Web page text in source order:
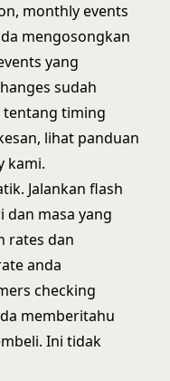
monthly events
mengosongkan
yang
sudah
tentang timing
lihat panduan
kami.
Jalankan flash
dan masa yang
rates dan
anda
checking
memberitahu
Ini tidak